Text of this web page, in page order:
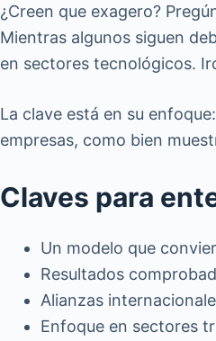
¿Creen que exagero?
Mientras algunos siguen
en sectores tecnológicos.
La clave está en su enfoque:
empresas, como bien
Claves para
Un modelo que
Resultados
Alianzas
Enfoque en sectores